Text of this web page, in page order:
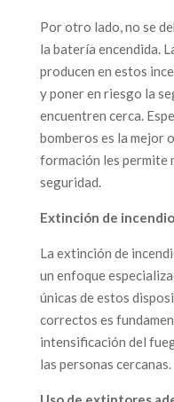
Por otro lado, no se
la batería encendida.
producen en estos
y poner en riesgo la
encuentren cerca.
bomberos es la mejor
formación les permite
seguridad.
Extinción de
La extinción de
un enfoque
únicas de estos
correctos es
intensificación del
las personas cercanas.